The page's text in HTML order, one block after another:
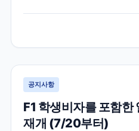
기들은 나올것이지만 오늘
비자 및 485 (Post-study
공지사항
F1 학생비자를 포함한
재개 (7/20부터)